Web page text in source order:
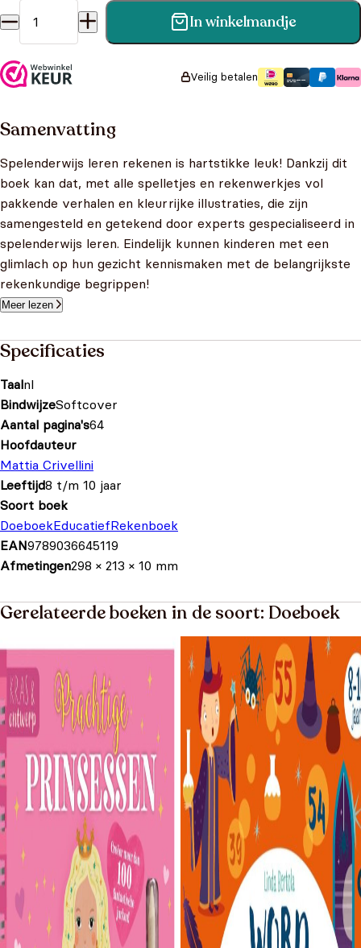
Meetkunde in de ruimte - Word een wiskid aantal
In winkelmandje
Veilig betalen
Samenvatting
Spelenderwijs leren rekenen is hartstikke leuk! Dankzij dit
boek kan dat, met alle spelletjes en rekenwerkjes vol
pakkende verhalen en kleurrijke illustraties, die zijn
samengesteld en getekend door experts gespecialiseerd in
spelenderwijs leren. Eindelijk kunnen kinderen met een
glimlach op hun gezicht kennismaken met de belangrijkste
rekenkundige begrippen!
Meer lezen
Specificaties
Taalnl
BindwijzeSoftcover
Aantal pagina's64
Hoofdauteur
Mattia Crivellini
Leeftijd8 t/m 10 jaar
Soort boek
DoeboekEducatiefRekenboek
EAN9789036645119
Afmetingen298 × 213 × 10 mm
Gerelateerde boeken in de soort: Doeboek